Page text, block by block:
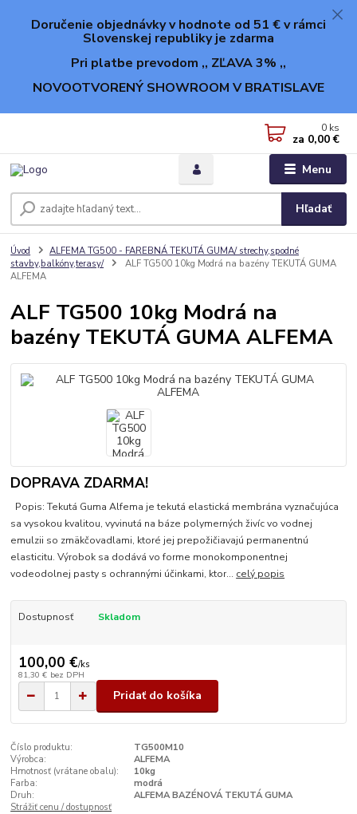
Doručenie objednávky v hodnote od 51 € v rámci
Slovenskej republiky je zdarma
Pri platbe prevodom ,, ZĽAVA 3% ,,
NOVOOTVORENÝ SHOWROOM V BRATISLAVE
Menu
Hľadať
0 ks
za 0,00 €
Úvod
ALFEMA TG500 - FAREBNÁ TEKUTÁ GUMA/ strechy,spodné
stavby,balkóny,terasy/
ALF TG500 10kg Modrá na bazény TEKUTÁ GUMA
ALFEMA
ALF TG500 10kg Modrá na
bazény TEKUTÁ GUMA ALFEMA
DOPRAVA ZDARMA!
Popis: Tekutá Guma Alfema je tekutá elastická membrána vyznačujúca
sa vysokou kvalitou, vyvinutá na báze polymerných živíc vo vodnej
emulzii so zmäkčovadlami, ktoré jej prepožičiavajú permanentnú
elasticitu. Výrobok sa dodává vo forme monokomponentnej
vodeodolnej pasty s ochrannými účinkami, ktor... celý popis
Dostupnosť Skladom
100,00 €/ks
81,30 € bez DPH
Pridať do košíka
Číslo produktu:
TG500M10
Výrobca:
ALFEMA
Hmotnosť (vrátane obalu):
10kg
Farba:
modrá
Druh:
ALFEMA BAZÉNOVÁ TEKUTÁ GUMA
Strážiť cenu / dostupnosť